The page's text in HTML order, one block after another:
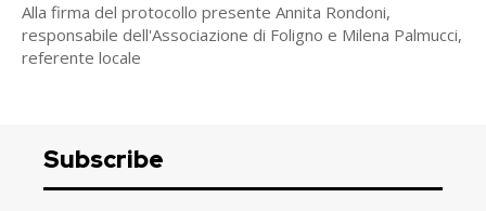
Alla firma del protocollo presente Annita Rondoni,
responsabile dell'Associazione di Foligno e Milena Palmucci,
referente locale
Subscribe